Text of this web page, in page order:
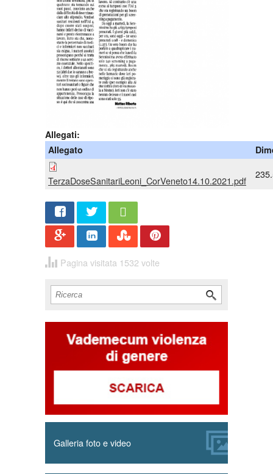
Allegati:
Allegato
TerzaDoseSanitariLeoni_CorVeneto14.10.2021.pdf
Share Twee
Pagina visitata 1532 volte
Form di ricerca
Cerca
Galleria foto e video